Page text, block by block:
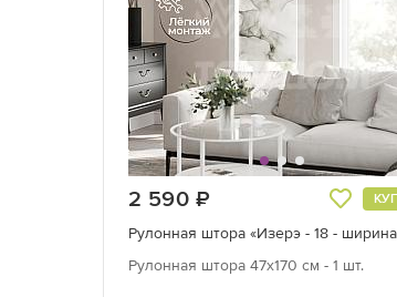
2 590
Рулонная штора 47х170 см - 1 шт.